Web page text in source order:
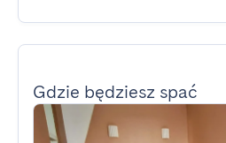
Gdzie będziesz spać